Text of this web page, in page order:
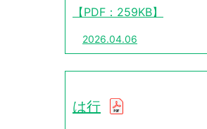
【PDF：259KB】
2026.04.06
は行